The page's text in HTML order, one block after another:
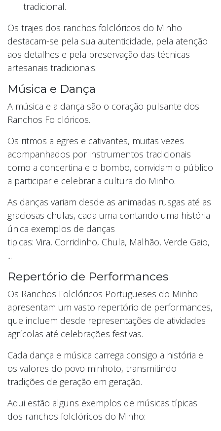
tradicional.
Os trajes dos ranchos folclóricos do Minho
destacam-se pela sua autenticidade, pela atenção
aos detalhes e pela preservação das técnicas
artesanais tradicionais.
Música e Dança
A música e a dança são o coração pulsante dos
Ranchos Folclóricos.
Os ritmos alegres e cativantes, muitas vezes
acompanhados por instrumentos tradicionais
como a concertina e o bombo, convidam o público
a participar e celebrar a cultura do Minho.
As danças variam desde as animadas rusgas até as
graciosas chulas, cada uma contando uma história
única exemplos de danças
tipicas: Vira, Corridinho, Chula, Malhão, Verde Gaio,
...
Repertório de Performances
Os Ranchos Folclóricos Portugueses do Minho
apresentam um vasto repertório de performances,
que incluem desde representações de atividades
agrícolas até celebrações festivas.
Cada dança e música carrega consigo a história e
os valores do povo minhoto, transmitindo
tradições de geração em geração.
Aqui estão alguns exemplos de músicas típicas
dos ranchos folclóricos do Minho: